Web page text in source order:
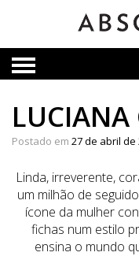
LUCIANA
Postado em 27 de abril de
Linda, irreverente,
um milhão de
ícone da mulher
fichas num estilo
ensina o mundo